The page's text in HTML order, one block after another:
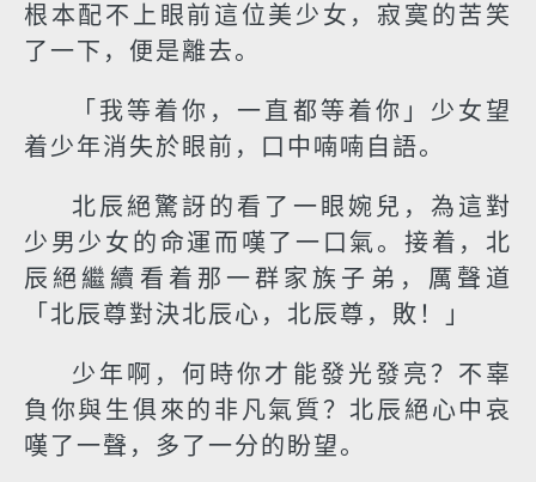
根本配不上眼前這位美少女，寂寞的苦笑
了一下，便是離去。
「我等着你，一直都等着你」少女望
着少年消失於眼前，口中喃喃自語。
北辰絕驚訝的看了一眼婉兒，為這對
少男少女的命運而嘆了一口氣。接着，北
辰絕繼續看着那一群家族子弟，厲聲道
「北辰尊對決北辰心，北辰尊，敗！」
少年啊，何時你才能發光發亮？不辜
負你與生俱來的非凡氣質？北辰絕心中哀
嘆了一聲，多了一分的盼望。